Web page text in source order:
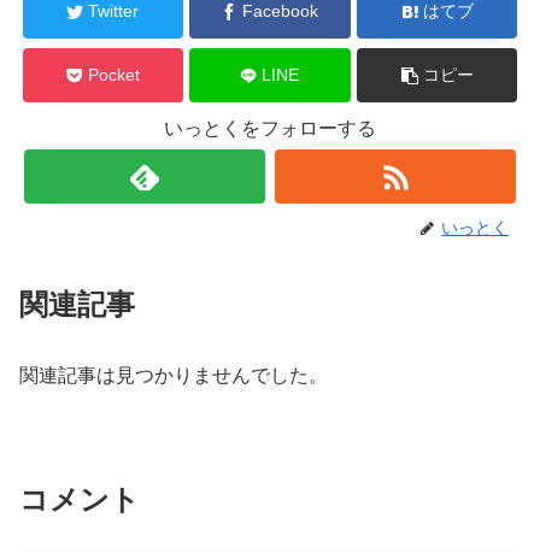
Twitter Facebook はてブ
Pocket LINE コピー
いっとくをフォローする
いっとく
関連記事
関連記事は見つかりませんでした。
コメント